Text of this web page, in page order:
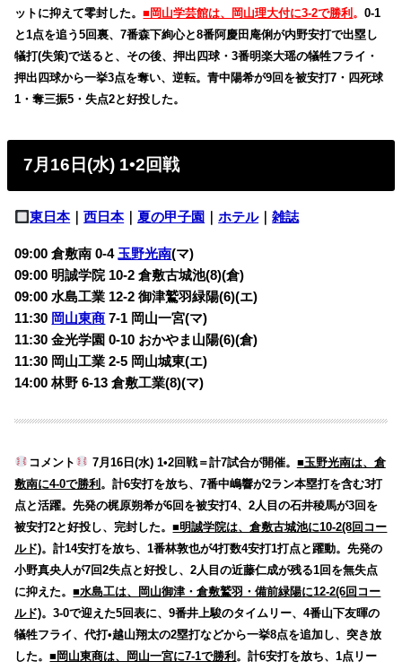
ットに抑えて零封した。■岡山学芸館は、岡山理大付に3-2で勝利 。0-1
と1点を追う5回裏、7番森下絢心と8番阿慶田庵俐が内野安打で出塁し
犠打(失策)で送ると、その後、押出四球・3番明楽大瑶の犠牲フライ・
押出四球から一挙3点を奪い、逆転。青中陽希が9回を被安打7・四死球
1・奪三振5・失点2と好投した。
7月16日(水) 1•2回戦
東日本｜西日本｜夏の甲子園 ｜ホテル｜雑誌
09:00 倉敷南 0-4 玉野光南(マ)
09:00 明誠学院 10-2 倉敷古城池(8)(倉)
09:00 水島工業 12-2 御津鷲羽緑陽(6)(エ)
11:30 岡山東商 7-1 岡山一宮(マ)
11:30 金光学園 0-10 おかやま山陽(6)(倉)
11:30 岡山工業 2-5 岡山城東(エ)
14:00 林野 6-13 倉敷工業(8)(マ)
コメント 7月16日(水) 1•2回戦＝計7試合が開催。 ■玉野光南は、倉
敷南に4-0で勝利 。計6安打を放ち、7番中嶋響が2ラン本塁打を含む3打
点と活躍。先発の梶原朔希が6回を被安打4、2人目の石井稜馬が3回を
被安打2と好投し、完封した。■明誠学院は、倉敷古城池に10-2(8回コー
ルド)。計14安打を放ち、1番林敦也が4打数4安打1打点と躍動。先発の
小野真央人が7回2失点と好投し、2人目の近藤仁成が残る1回を無失点
に抑えた。■水島工は、岡山御津・倉敷鷲羽・備前緑陽に12-2(6回コー
ルド)。3-0で迎えた5回表に、9番井上駿のタイムリー、4番山下友暉の
犠牲フライ、代打•越山翔太の2塁打などから一挙8点を追加し、突き放
した。■岡山東商は、岡山一宮に7-1で勝利 。計6安打を放ち、1点リー